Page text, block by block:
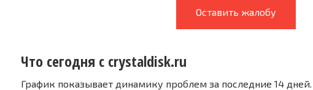
Оставить жалобу
Что сегодня с crystaldisk.ru
График показывает динамику проблем за последние 14 дней.